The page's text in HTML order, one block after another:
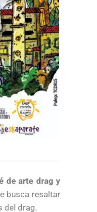
de arte drag y
busca resaltar
del drag.